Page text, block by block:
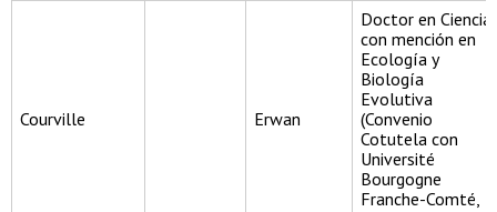
Courville Erwan
Doctor en
con mención en
Ecología y
Biología
Evolutiva
(Convenio
Cotutela con
Université
Bourgogne
Franche-Comté,